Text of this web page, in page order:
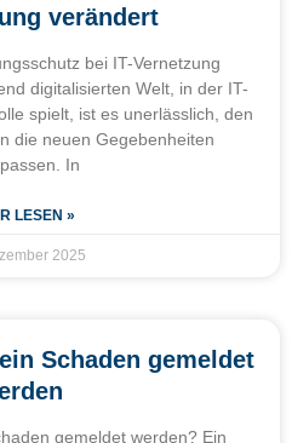
verändert
bei IT-Vernetzung
digitalisierten Welt, in der IT-
spielt, ist es unerlässlich, den
die neuen Gegebenheiten
In
LESEN »
2025
Schaden gemeldet
gemeldet werden? Ein